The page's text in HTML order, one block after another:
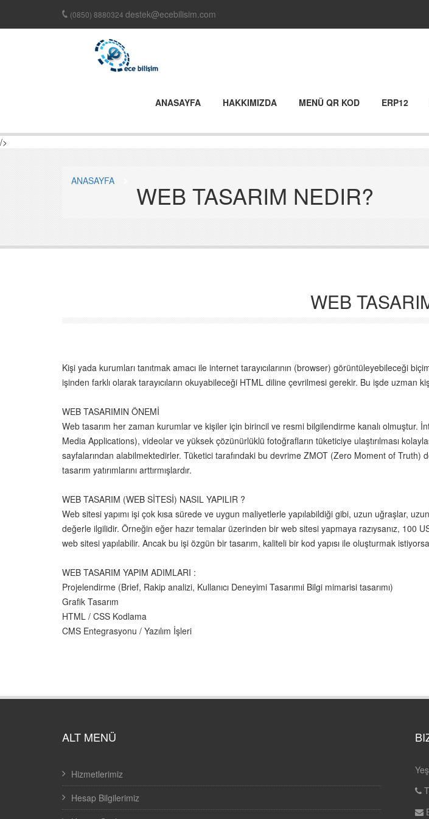
(0850) 8880324 destek@ecebilisim.com
ANASAYFA HAKKIMIZDA MENÜ QR KOD ERP12
/>
ANASAYFA WEB TASARIM NEDIR?
WEB
Kişi yada kurumları tanıtmak amacı ile internet tarayıcılarının (browser) görüntüleyebileceği
işinden farklı olarak tarayıcıların okuyabileceği HTML diline çevrilmesi gerekir. Bu işde uzman
WEB TASARIMIN ÖNEMİ
Web tasarım her zaman kurumlar ve kişiler için birincil ve resmi bilgilendirme kanalı olmuştur.
Media Applications), videolar ve yüksek çözünürlüklü fotoğrafların tüketiciye ulaştırılması
sayfalarından alabilmektedirler. Tüketici tarafındaki bu devrime ZMOT (Zero Moment of
tasarım yatırımlarını arttırmışlardır.
WEB TASARIM (WEB SİTESİ) NASIL YAPILIR ?
Web sitesi yapımı işi çok kısa sürede ve uygun maliyetlerle yapılabildiği gibi, uzun uğraşlar,
değerle ilgilidir. Örneğin eğer hazır temalar üzerinden bir web sitesi yapmaya razıysanız, 100
web sitesi yapılabilir. Ancak bu işi özgün bir tasarım, kaliteli bir kod yapısı ile oluşturmak
WEB TASARIM YAPIM ADIMLARI :
Projelendirme (Brief, Rakip analizi, Kullanıcı Deneyimi Tasarımıi Bilgi mimarisi tasarımı)
Grafik Tasarım
HTML / CSS Kodlama
CMS Entegrasyonu / Yazılım İşleri
ALT MENÜ
Hizmetlerimiz
Hesap Bilgilerimiz